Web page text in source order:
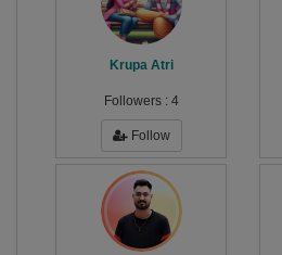
Krupa Atri
Followers : 4
Follow